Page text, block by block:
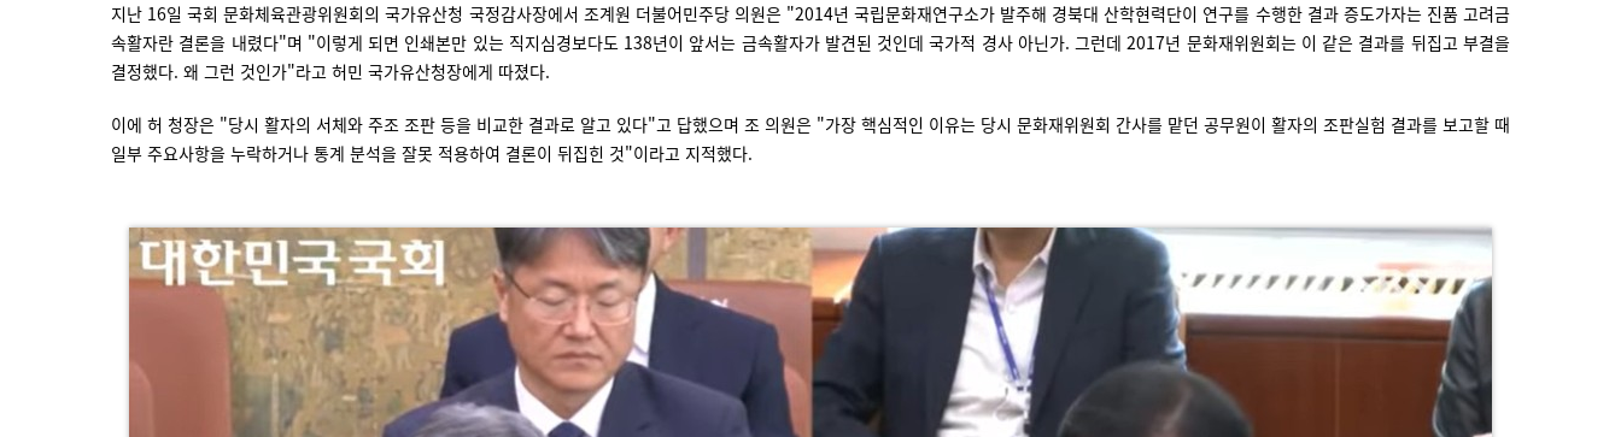
지난 16일 국회 문화체육관광위원회의 국가유산청 국정감사장에서 조계원 더불어민주당 의원은 "2014년 국립문화재연구소가 발주해 경북대 산학현력단이 연구를 수행한 결과 증도가자는 진품 고려금
속활자란 결론을 내렸다"며 "이렇게 되면 인쇄본만 있는 직지심경보다도 138년이 앞서는 금속활자가 발견된 것인데 국가적 경사 아닌가. 그런데 2017년 문화재위원회는 이 같은 결과를 뒤집고 부결을
결정했다. 왜 그런 것인가"라고 허민 국가유산청장에게 따졌다.
이에 허 청장은 "당시 활자의 서체와 주조 조판 등을 비교한 결과로 알고 있다"고 답했으며 조 의원은 "가장 핵심적인 이유는 당시 문화재위원회 간사를 맡던 공무원이 활자의 조판실험 결과를 보고할 때
일부 주요사항을 누락하거나 통계 분석을 잘못 적용하여 결론이 뒤집힌 것"이라고 지적했다.